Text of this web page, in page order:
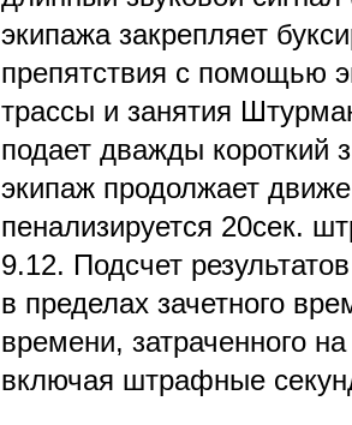
экипажа закрепляет
препятствия с помощью
трассы и занятия
подает дважды короткий
экипаж продолжает
пенализируется 20сек.
9.12. Подсчет
в пределах зачетного
времени, затраченного
включая штрафные